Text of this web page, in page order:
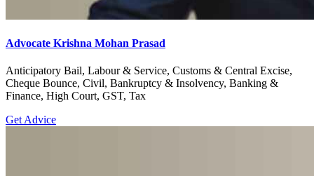
Advocate Krishna Mohan Prasad
Anticipatory Bail, Labour & Service, Customs & Central Excise,
Cheque Bounce, Civil, Bankruptcy & Insolvency, Banking &
Finance, High Court, GST, Tax
Get Advice